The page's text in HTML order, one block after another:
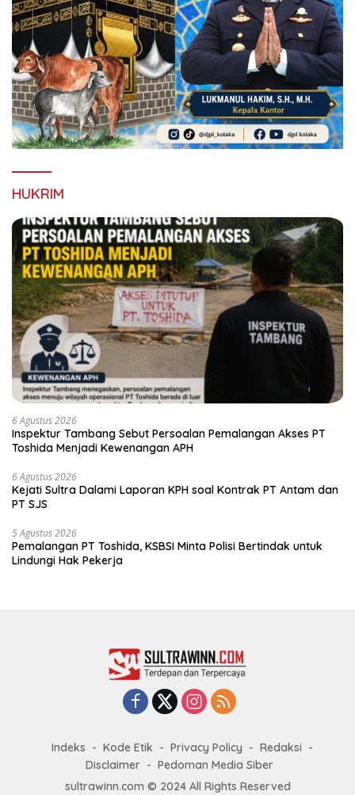
HUKRIM
6 Agustus 2026
Inspektur Tambang Sebut Persoalan Pemalangan Akses PT
Toshida Menjadi Kewenangan APH
6 Agustus 2026
Kejati Sultra Dalami Laporan KPH soal Kontrak PT Antam dan
PT SJS
5 Agustus 2026
Pemalangan PT Toshida, KSBSI Minta Polisi Bertindak untuk
Lindungi Hak Pekerja
Indeks Kode Etik Privacy Policy
Redaksi
Disclaimer
Pedoman Media Siber
sultrawinn.com © 2024 All Rights Reserved